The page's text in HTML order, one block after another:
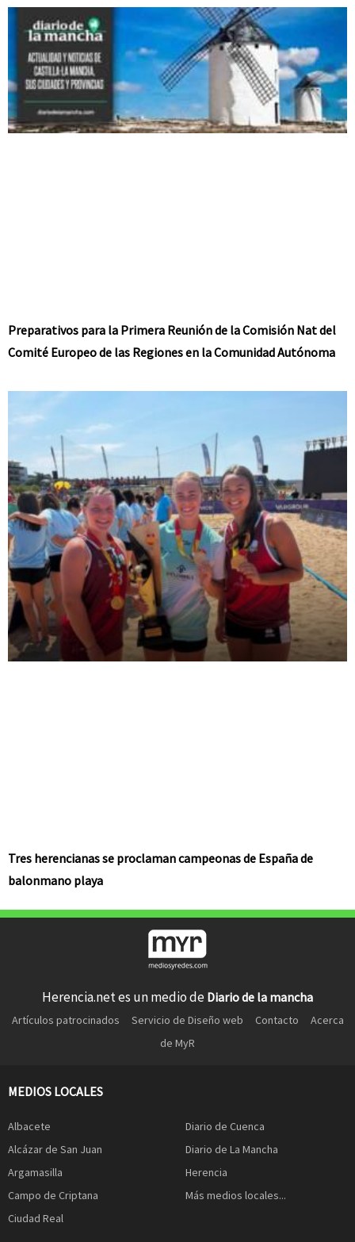
Preparativos para la Primera Reunión de la Comisión Nat del
Comité Europeo de las Regiones en la Comunidad Autónoma
Tres herencianas se proclaman campeonas de España de
balonmano playa
Herencia.net es un medio de Diario de la mancha
Artículos patrocinados Servicio de Diseño web Contacto
Acerca
de MyR
MEDIOS LOCALES
Albacete
Alcázar de San Juan
Argamasilla
Campo de Criptana
Ciudad Real
Diario de Cuenca
Diario de La Mancha
Herencia
Más medios locales...